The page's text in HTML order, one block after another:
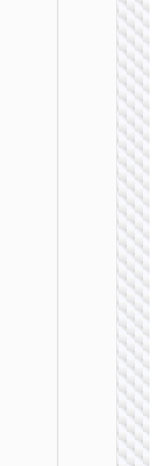
无线耳
W51 佳
无线头
式耳机
无线耳
W50 萌
无线头
式耳机